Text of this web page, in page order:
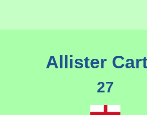
Allister
27